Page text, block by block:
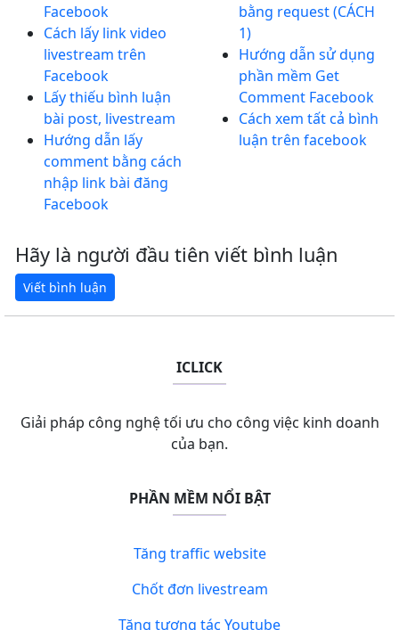
Facebook
Cách lấy link video
livestream trên
Facebook
Lấy thiếu bình luận
bài post, livestream
Hướng dẫn lấy
comment bằng cách
nhập link bài đăng
Facebook
bằng request (CÁCH
1)
Hướng dẫn sử dụng
phần mềm Get
Comment Facebook
Cách xem tất cả bình
luận trên facebook
Hãy là người đầu tiên viết bình luận
ICLICK
Giải pháp công nghệ tối ưu cho công việc kinh doanh
của bạn.
PHẦN MỀM NỔI BẬT
Tăng traffic website
Chốt đơn livestream
Tăng tương tác Youtube